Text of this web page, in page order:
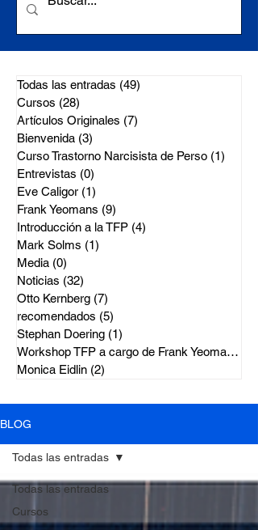
Todas las entradas (49)
Cursos (28)
Artículos Originales (7)
Bienvenida (3)
Curso Trastorno Narcisista de Perso (1)
Entrevistas (0)
Eve Caligor (1)
Frank Yeomans (9)
Introducción a la TFP (4)
Mark Solms (1)
Media (0)
Noticias (32)
Otto Kernberg (7)
recomendados (5)
Stephan Doering (1)
Workshop TFP a cargo de Frank Yeoma
(2)
Monica Eidlin (2)
BLOG
Todas las entradas
Cursos
Todas las entradas